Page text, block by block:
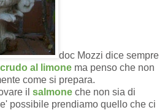
doc Mozzi dice sempre
al limone ma penso che non
come si prepara.
il salmone che non sia di
possibile prendiamo quello che ci